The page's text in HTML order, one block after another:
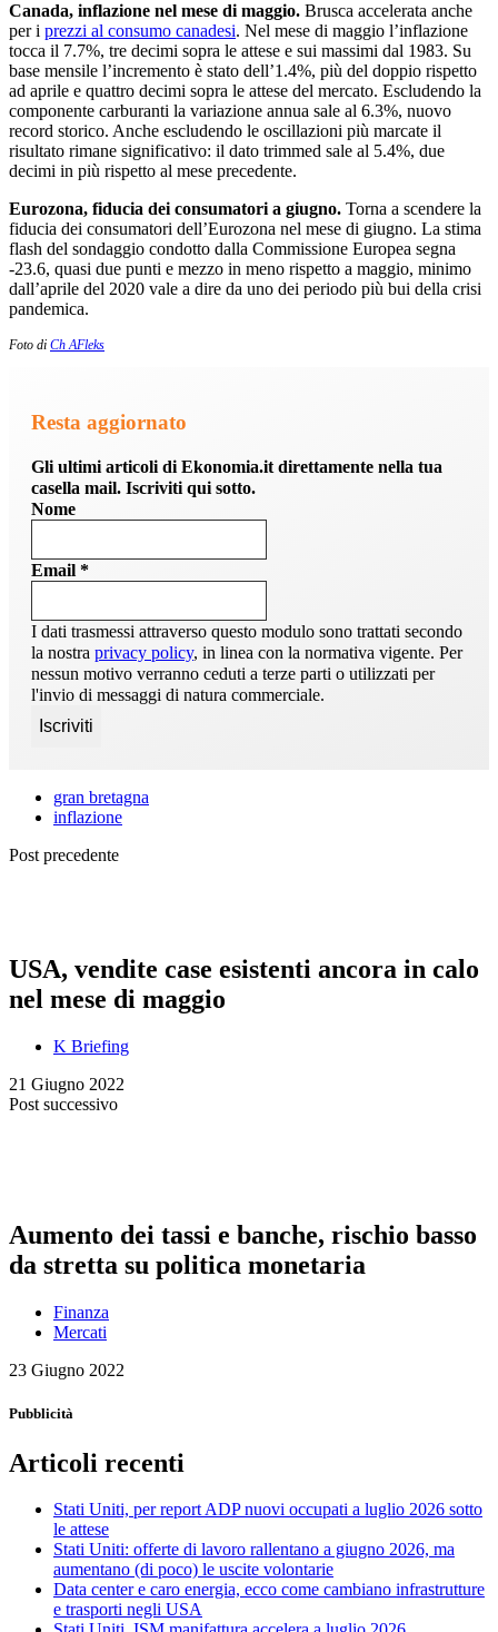
Canada, inflazione nel mese di maggio. Brusca accelerata anche
per i prezzi al consumo canadesi. Nel mese di maggio l’inflazione
tocca il 7.7%, tre decimi sopra le attese e sui massimi dal 1983. Su
base mensile l’incremento è stato dell’1.4%, più del doppio rispetto
ad aprile e quattro decimi sopra le attese del mercato. Escludendo la
componente carburanti la variazione annua sale al 6.3%, nuovo
record storico. Anche escludendo le oscillazioni più marcate il
risultato rimane significativo: il dato trimmed sale al 5.4%, due
decimi in più rispetto al mese precedente.
Eurozona, fiducia dei consumatori a giugno. Torna a scendere la
fiducia dei consumatori dell’Eurozona nel mese di giugno. La stima
flash del sondaggio condotto dalla Commissione Europea segna
-23.6, quasi due punti e mezzo in meno rispetto a maggio, minimo
dall’aprile del 2020 vale a dire da uno dei periodo più bui della crisi
pandemica.
Foto di Ch AFleks
Resta aggiornato
Gli ultimi articoli di Ekonomia.it direttamente nella tua
casella mail. Iscriviti qui sotto.
Nome
Email *
I dati trasmessi attraverso questo modulo sono trattati secondo
la nostra privacy policy, in linea con la normativa vigente. Per
nessun motivo verranno ceduti a terze parti o utilizzati per
l'invio di messaggi di natura commerciale.
gran bretagna
inflazione
Post precedente
USA, vendite case esistenti ancora in calo
nel mese di maggio
K Briefing
21 Giugno 2022
Post successivo
Aumento dei tassi e banche, rischio basso
da stretta su politica monetaria
Finanza
Mercati
23 Giugno 2022
Pubblicità
Articoli recenti
Stati Uniti, per report ADP nuovi occupati a luglio 2026 sotto
le attese
Stati Uniti: offerte di lavoro rallentano a giugno 2026, ma
aumentano (di poco) le uscite volontarie
Data center e caro energia, ecco come cambiano infrastrutture
e trasporti negli USA